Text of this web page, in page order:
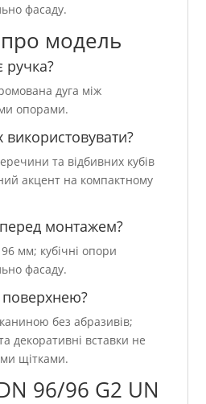
фасаду.
модель
ручка?
дуга між
опорами.
та відбивних кубів
акцент на компактному
монтажем?
мм; кубічні опори
фасаду.
поверхнею?
без абразивів;
декоративні вставки не
щітками.
96/96 G2 UN